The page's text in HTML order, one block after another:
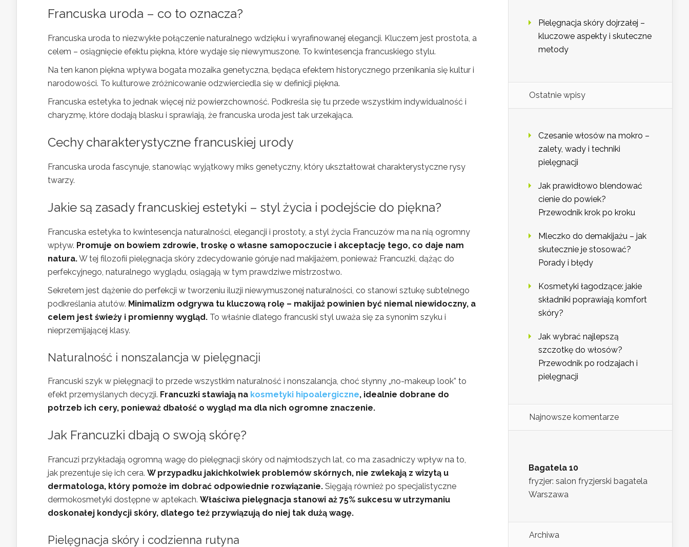
Francuska uroda – co to oznacza?
Francuska uroda to niezwykłe połączenie naturalnego wdzięku i wyrafinowanej elegancji. Kluczem jest prostota, a
celem – osiągnięcie efektu piękna, które wydaje się niewymuszone. To kwintesencja francuskiego stylu.
Na ten kanon piękna wpływa bogata mozaika genetyczna, będąca efektem historycznego przenikania się kultur i
narodowości. To kulturowe zróżnicowanie odzwierciedla się w definicji piękna.
Francuska estetyka to jednak więcej niż powierzchowność. Podkreśla się tu przede wszystkim indywidualność i
charyzmę, które dodają blasku i sprawiają, że francuska uroda jest tak urzekająca.
Cechy charakterystyczne francuskiej urody
Francuska uroda fascynuje, stanowiąc wyjątkowy miks genetyczny, który ukształtował charakterystyczne rysy
twarzy.
Jakie są zasady francuskiej estetyki – styl życia i podejście do piękna?
Francuska estetyka to kwintesencja naturalności, elegancji i prostoty, a styl życia Francuzów ma na nią ogromny
wpływ. Promuje on bowiem zdrowie, troskę o własne samopoczucie i akceptację tego, co daje nam
natura.W tej filozofii pielęgnacja skóry zdecydowanie góruje nad makijażem, ponieważ Francuzki, dążąc do
perfekcyjnego, naturalnego wyglądu, osiągają w tym prawdziwe mistrzostwo.
Sekretem jest dążenie do perfekcji w tworzeniu iluzji niewymuszonej naturalności, co stanowi sztukę subtelnego
podkreślania atutów. Minimalizm odgrywa tu kluczową rolę – makijaż powinien być niemal niewidoczny, a
celem jest świeży i promienny wygląd. To właśnie dlatego francuski styl uważa się za synonim szyku i
nieprzemijającej klasy.
Naturalność i nonszalancja w pielęgnacji
Francuski szyk w pielęgnacji to przede wszystkim naturalność i nonszalancja, choć słynny „no-makeup look” to
efekt przemyślanych decyzji. Francuzki stawiają na kosmetyki hipoalergiczne, idealnie dobrane do
potrzeb ich cery, ponieważ dbałość o wygląd ma dla nich ogromne znaczenie.
Jak Francuzki dbają o swoją skórę?
Francuzi przykładają ogromną wagę do pielęgnacji skóry od najmłodszych lat, co ma zasadniczy wpływ na to,
jak prezentuje się ich cera. W przypadku jakichkolwiek problemów skórnych, nie zwlekają z wizytą u
dermatologa, który pomoże im dobrać odpowiednie rozwiązanie. Sięgają również po specjalistyczne
dermokosmetyki dostępne w aptekach. Właściwa pielęgnacja stanowi aż 75% sukcesu w utrzymaniu
doskonałej kondycji skóry, dlatego też przywiązują do niej tak dużą wagę.
Pielęgnacja skóry i codzienna rutyna
Pielęgnacja skóry dojrzałej –
kluczowe aspekty i skuteczne
metody
Ostatnie wpisy
Czesanie włosów na mokro –
zalety, wady i techniki
pielęgnacji
Jak prawidłowo blendować
cienie do powiek?
Przewodnik krok po kroku
Mleczko do demakijażu – jak
skutecznie je stosować?
Porady i błędy
Kosmetyki łagodzące: jakie
składniki poprawiają komfort
skóry?
Jak wybrać najlepszą
szczotkę do włosów?
Przewodnik po rodzajach i
pielęgnacji
Najnowsze komentarze
Bagatela 10
fryzjer: salon fryzjerski bagatela
Warszawa
Archiwa